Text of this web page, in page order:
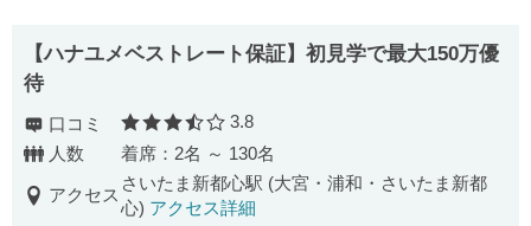
【ハナユメベストレート保証】初見学で最大150万優
待
口コミ 口コミ評価
3.8
人数
着席：2名 ～ 130名
アクセス
さいたま新都心駅 (大宮・浦和・さいたま新都
心) アクセス詳細